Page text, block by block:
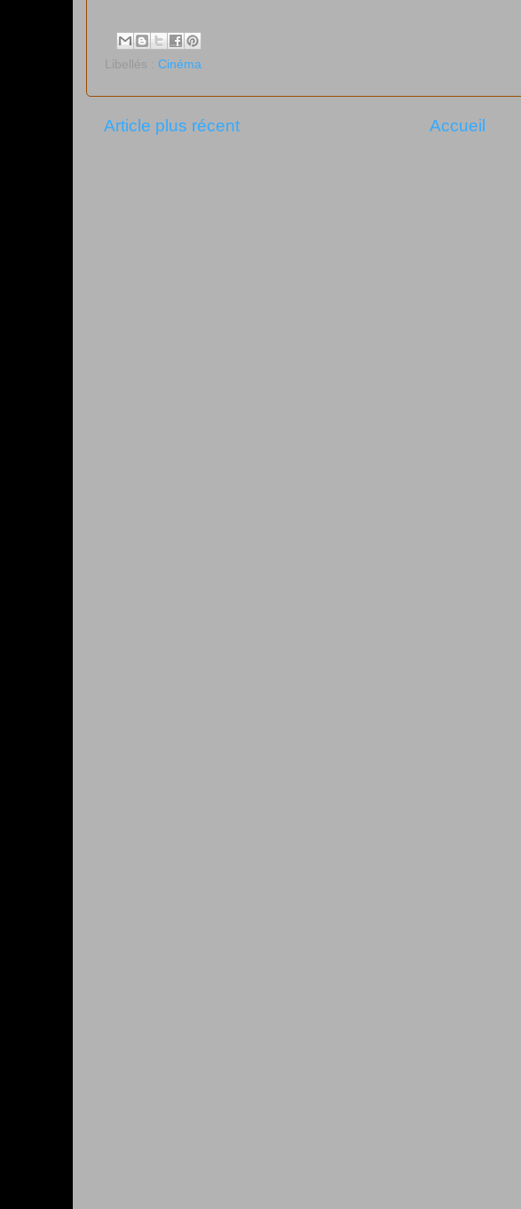
Libellés : Cinéma
Article plus récent Accueil